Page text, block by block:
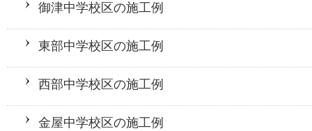
御津中学校区の施工例
東部中学校区の施工例
西部中学校区の施工例
金屋中学校区の施工例